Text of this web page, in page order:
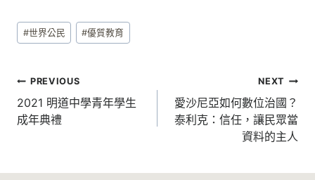
#世界公民 #優質教育
PREVIOUS
2021 明道中學青年學生
成年典禮
NEXT
愛沙尼亞如何數位治國？
泰利克：信任，讓民眾當
資料的主人